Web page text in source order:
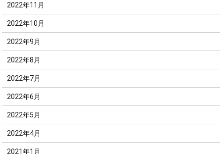
2022年11月
2022年10月
2022年9月
2022年8月
2022年7月
2022年6月
2022年5月
2022年4月
2021年1月